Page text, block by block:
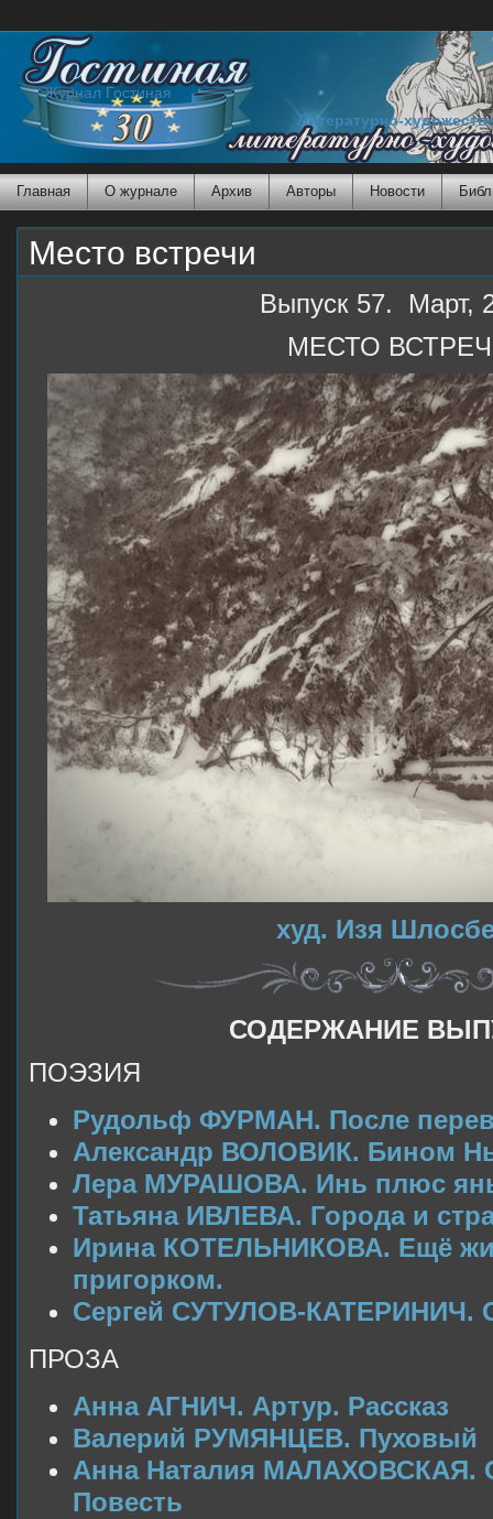
Журнал Гостиная
Литературно-
Главная О журнале Архив Авторы Новости
Место встречи
Выпуск 57. Март,
МЕСТО
худ. Изя
СОДЕРЖАНИЕ
ПОЭЗИЯ
Рудольф ФУРМАН. После
Александр ВОЛОВИК. Бином
Лера МУРАШОВА. Инь плюс
Татьяна ИВЛЕВА. Города и
Ирина КОТЕЛЬНИКОВА. Ещё
пригорком.
Сергей СУТУЛОВ-КАТЕРИНИЧ.
ПРОЗА
Анна АГНИЧ. Артур. Рассказ
Валерий РУМЯНЦЕВ. Пуховый
Анна Наталия МАЛАХОВСКАЯ.
Повесть